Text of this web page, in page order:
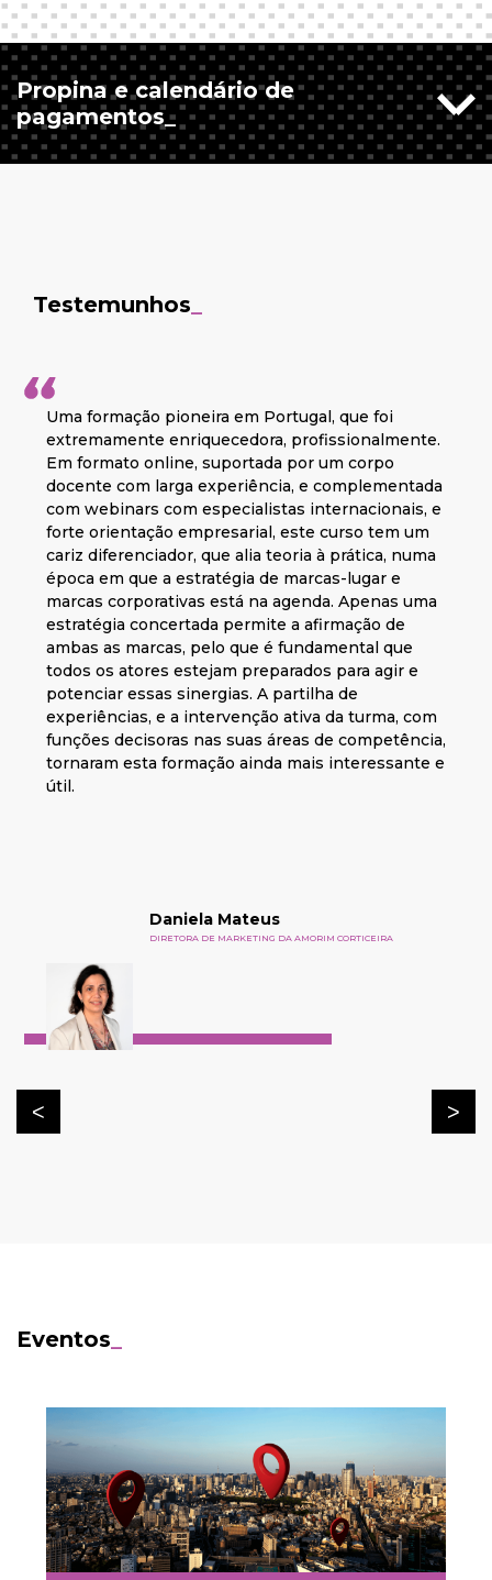
Propina e calendário de
pagamentos_
Testemunhos
Uma formação pioneira em Portugal, que foi
extremamente enriquecedora, profissionalmente.
Em formato online, suportada por um corpo
docente com larga experiência, e complementada
com webinars com especialistas internacionais, e
forte orientação empresarial, este curso tem um
cariz diferenciador, que alia teoria à prática, numa
época em que a estratégia de marcas-lugar e
marcas corporativas está na agenda. Apenas uma
estratégia concertada permite a afirmação de
ambas as marcas, pelo que é fundamental que
todos os atores estejam preparados para agir e
potenciar essas sinergias. A partilha de
experiências, e a intervenção ativa da turma, com
funções decisoras nas suas áreas de competência,
tornaram esta formação ainda mais interessante e
útil.
Daniela Mateus
DIRETORA DE MARKETING DA AMORIM CORTICEIRA
Eventos